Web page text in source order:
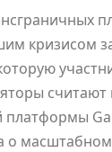
кризисом
о